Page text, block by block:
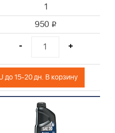
1
950 i
- +
Поставка из РФ или EU до 15-20 дн. В корзину